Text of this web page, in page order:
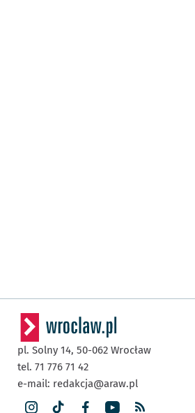
pl. Solny 14, 50-062 Wrocław
tel. 71 776 71 42
e-mail: redakcja@araw.pl